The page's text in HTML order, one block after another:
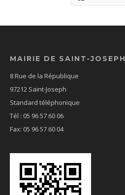
MAIRIE DE SAINT-JOSEPH
8 Rue de la République
97212 Saint-Joseph
Standard téléphonique
Tél : 05 96 57 60 06
Fax: 05 96 57 60 04